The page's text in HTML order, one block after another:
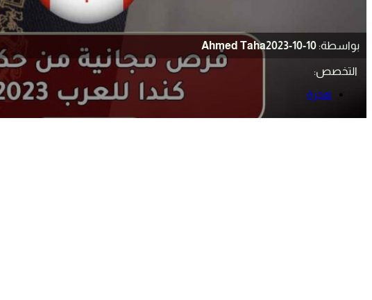
بواسطة: Ahmed Taha2023-10-10
التخصص:
هجرة